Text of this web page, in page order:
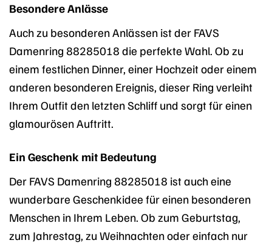
Besondere Anlässe
Auch zu besonderen Anlässen ist der FAVS
Damenring 88285018 die perfekte Wahl. Ob zu
einem festlichen Dinner, einer Hochzeit oder einem
anderen besonderen Ereignis, dieser Ring verleiht
Ihrem Outfit den letzten Schliff und sorgt für einen
glamourösen Auftritt.
Ein Geschenk mit Bedeutung
Der FAVS Damenring 88285018 ist auch eine
wunderbare Geschenkidee für einen besonderen
Menschen in Ihrem Leben. Ob zum Geburtstag,
zum Jahrestag, zu Weihnachten oder einfach nur